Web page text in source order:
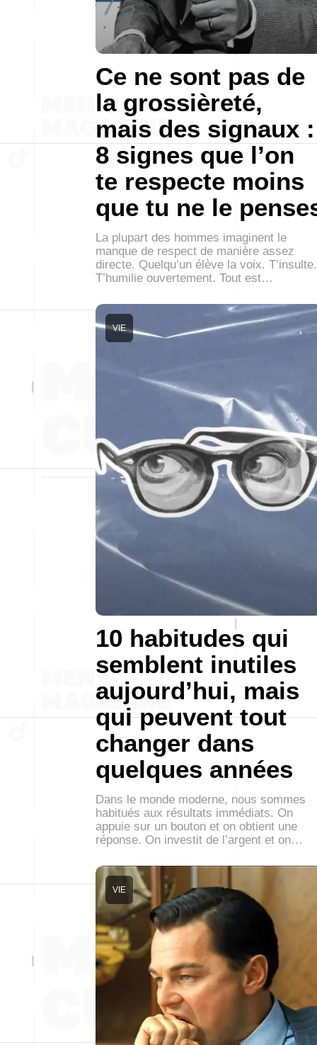
Ce ne sont pas de
la grossièreté,
mais des signaux :
8 signes que l’on
te respecte moins
que tu ne le
La plupart des hommes imaginent le
manque de respect de manière assez
directe. Quelqu’un élève la voix. T’insulte.
T’humilie ouvertement. Tout est…
10 habitudes qui
semblent inutiles
aujourd’hui, mais
qui peuvent tout
changer dans
quelques années
VIE
Dans le monde moderne, nous sommes
habitués aux résultats immédiats. On
appuie sur un bouton et on obtient une
réponse. On investit de l’argent et on…
VIE